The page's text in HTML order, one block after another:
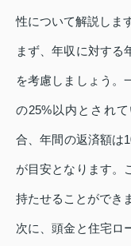
性について解説しま
まず、年収に対する
を考慮しましょう。
の25%以内とされ
合、年間の返済額は
が目安となります。
持たせることができ
次に、頭金と住宅ロ